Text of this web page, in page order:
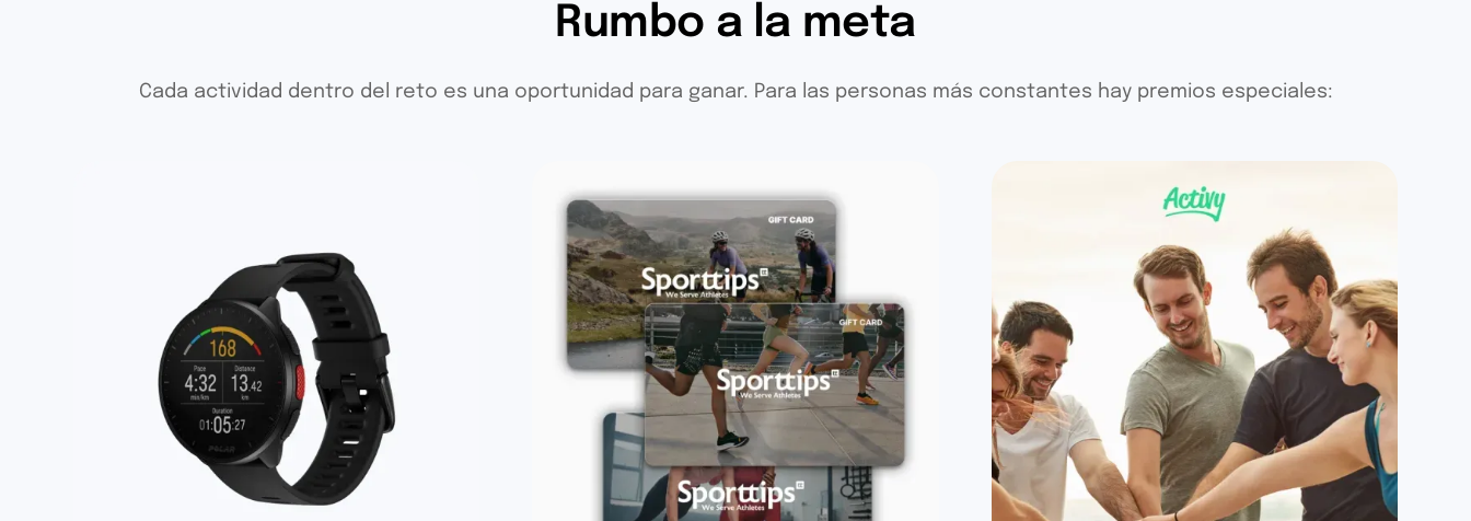
Rumbo a la meta
Cada actividad dentro del reto es una oportunidad para ganar. Para las personas más constantes hay premios especiales: